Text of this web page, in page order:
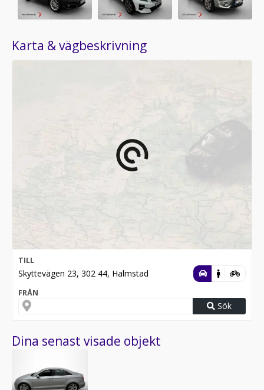
Karta & vägbeskrivning
TILL
Skyttevägen 23, 302 44, Halmstad
FRÅN
Sök
Dina senast visade objekt